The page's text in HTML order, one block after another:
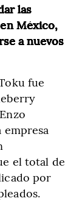
las
México,
a nuevos
fue
empresa
el total de
por